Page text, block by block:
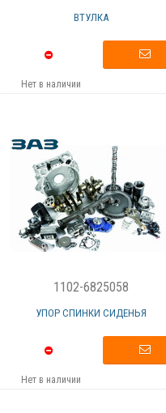
ВТУЛКА
Нет в наличии
1102-6825058
УПОР СПИНКИ СИДЕНЬЯ
Нет в наличии